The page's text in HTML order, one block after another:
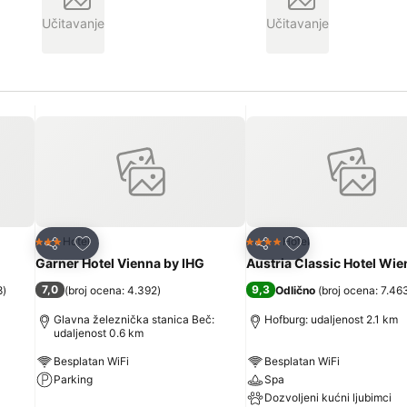
Učitavanje Učitavanje
)
Deli
Dodati u favorite
3 Zvezdice
Hotel
Garner Hotel Vienna by IHG
7,0 (broj ocena: 4.392)
Glavna železnička stanica Beč:
udaljenost 0.6 km
Besplatan WiFi
Parking
Deli
Dodati u favorite
4 Zvezdice
Hotel
Austria Classic Hotel
9,3 Odlično (broj ocena:
Hofburg: udaljenost 2.1 km
Besplatan WiFi
Spa
Dozvoljeni kućni ljubimci